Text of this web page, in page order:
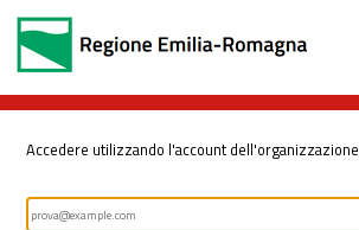
Accedere utilizzando l'account dell'organizzazione